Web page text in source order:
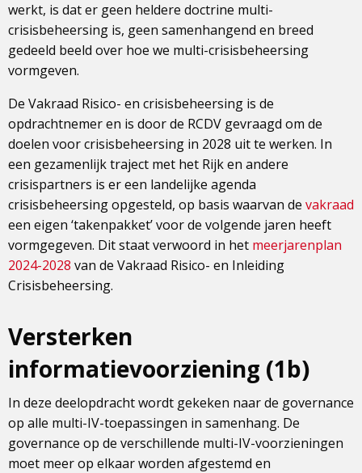
werkt, is dat er geen heldere doctrine multi-
crisisbeheersing is, geen samenhangend en breed
gedeeld beeld over hoe we multi-crisisbeheersing
vormgeven.
De Vakraad Risico- en crisisbeheersing is de
opdrachtnemer en is door de RCDV gevraagd om de
doelen voor crisisbeheersing in 2028 uit te werken. In
een gezamenlijk traject met het Rijk en andere
crisispartners is er een landelijke agenda
crisisbeheersing opgesteld, op basis waarvan de vakraad
een eigen ‘takenpakket’ voor de volgende jaren heeft
vormgegeven. Dit staat verwoord in het meerjarenplan
2024-2028 van de Vakraad Risico- en Inleiding
Crisisbeheersing.
Versterken
informatievoorziening (1b)
In deze deelopdracht wordt gekeken naar de governance
op alle multi-IV-toepassingen in samenhang. De
governance op de verschillende multi-IV-voorzieningen
moet meer op elkaar worden afgestemd en